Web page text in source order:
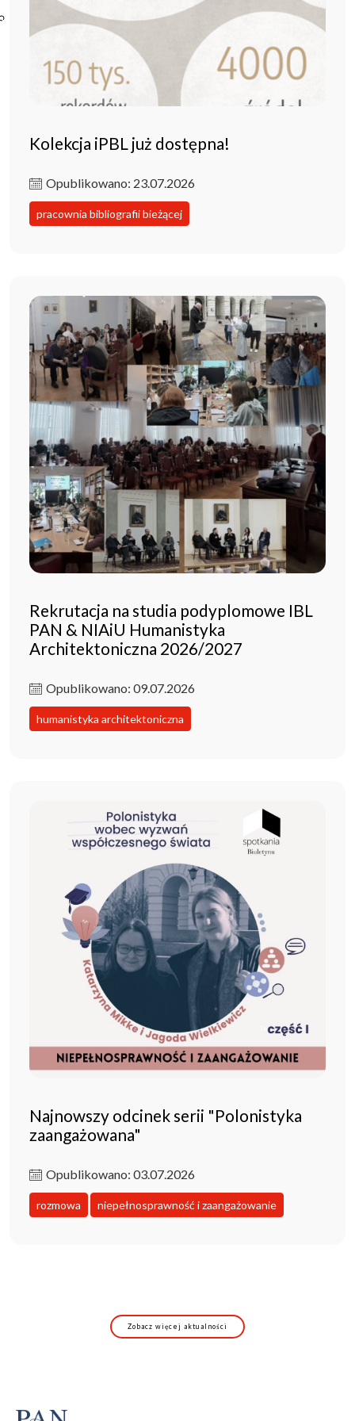
Poczta ibl.waw.pl
Kontakt
Kolekcja iPBL już dostępna!
Opublikowano: 23.07.2026
pracownia bibliografii bieżącej
Rekrutacja na studia podyplomowe IBL
PAN & NIAiU Humanistyka
Architektoniczna 2026/2027
Opublikowano: 09.07.2026
humanistyka architektoniczna
Najnowszy odcinek serii "Polonistyka
zaangażowana"
Opublikowano: 03.07.2026
rozmowa niepełnosprawność i zaangażowanie
Zobacz więcej aktualności